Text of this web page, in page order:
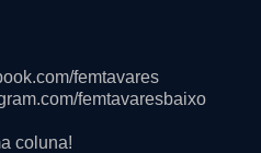
femtavares
femtavaresbaixo
coluna!